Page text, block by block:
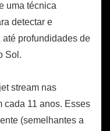
uma técnica
detectar e
até profundidades de
Sol.
stream nas
cada 11 anos. Esses
(semelhantes a